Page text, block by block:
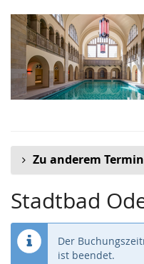
Zum
Haupt-
Inhalt
springen
Zu anderem
Stadtbad
Der
ist beendet.